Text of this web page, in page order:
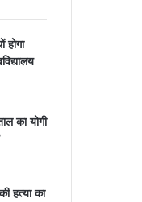
होगा
का योगी
हत्या का